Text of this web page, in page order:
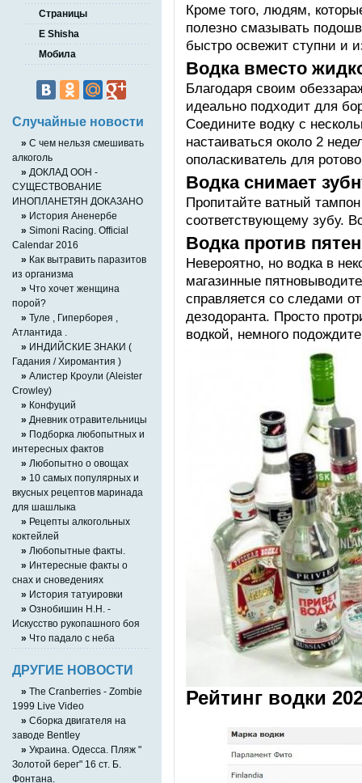
Кроме того, людям,
полезно смазывать
быстро освежит ступни и
Водка вместо
Благодаря своим
идеально подходит для
Соедините водку с
настаиваться около 2
ополаскиватель для
Водка снимает
Пропитайте ватный
соответствующему зубу.
Водка против пятен
Невероятно, но водка в
магазинные
справляется со следами
дезодоранта. Просто
водкой, немного
Рейтинг водки
Страницы
E Shisha
Мобила
Случайные новости
» С чем нельзя смешивать
алкоголь
» ДОКЛАД ООН -
СУЩЕСТВОВАНИЕ
ИНОПЛАНЕТЯН ДОКАЗАНО
» История Аненербе
» Simoni Racing. Official
Calendar 2016
» Как вытравить паразитов
из организма
» Что хочет женщина
порой?
» Туле , Гиперборея ,
Атлантида .
» ИНДИЙСКИЕ ЗНАКИ (
Гадания / Хиромантия )
» Алистер Кроули (Aleister
Crowley)
» Конфуций
» Дневник отравительницы
» Подборка любопытных и
интересных фактов
» Любопытно о овощах
» 10 самых популярных и
вкусных рецептов маринада
для шашлыка
» Рецепты алкогольных
коктейлей
» Любопытные факты.
» Интересные факты о
снах и сноведениях
» История татуировки
» Ознобишин Н.Н. -
Искусство рукопашного боя
» Что падало с неба
ДРУГИЕ НОВОСТИ
» The Cranberries - Zombie
1999 Live Video
» Сборка двигателя на
заводе Bentley
» Украина. Одесса. Пляж "
Золотой берег" 16 ст. Б.
Фонтана.